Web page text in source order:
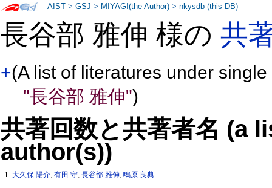
長谷部 雅伸 様の共
+(A list of literatures under
"長谷部 雅伸")
共著回数と共著者名 (a
author(s))
1:大久保 陽介,有田 守,長谷部 雅伸,鴫原 良典
AIST >GSJ > MIYAGI(the Author) >nkysdb (this DB)